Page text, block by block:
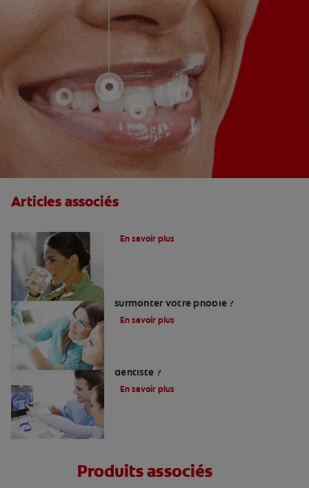
Articles associés
En savoir plus
surmonter votre phobie ?
En savoir plus
dentiste ?
En savoir plus
Produits associés